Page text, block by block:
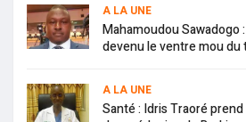
A LA UNE
Mahamoudou Sawadogo
devenu le ventre mou du
A LA UNE
Santé : Idris Traoré